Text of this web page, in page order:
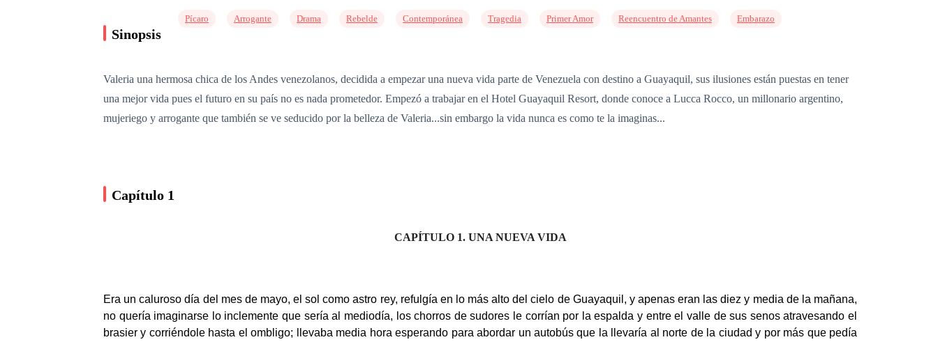
Sinopsis
Pícaro Arrogante Drama Rebelde Contemporánea Tragedia Primer Amor Reencuentro de Amantes Embarazo
Valeria una hermosa chica de los Andes venezolanos, decidida a empezar una nueva vida parte de Venezuela con destino a Guayaquil, sus ilusiones están puestas en tener
una mejor vida pues el futuro en su país no es nada prometedor. Empezó a trabajar en el Hotel Guayaquil Resort, donde conoce a Lucca Rocco, un millonario argentino,
mujeriego y arrogante que también se ve seducido por la belleza de Valeria...sin embargo la vida nunca es como te la imaginas...
Capítulo 1
CAPÍTULO 1. UNA NUEVA VIDA
Era un caluroso día del mes de mayo, el sol como astro rey, refulgía en lo más alto del cielo de Guayaquil, y apenas eran las diez y media de la mañana,
no quería imaginarse lo inclemente que sería al mediodía, los chorros de sudores le corrían por la espalda y entre el valle de sus senos atravesando el
brasier y corriéndole hasta el ombligo; llevaba media hora esperando para abordar un autobús que la llevaría al norte de la ciudad y por más que pedía